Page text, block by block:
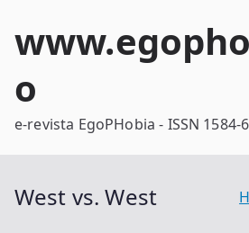
o
e-revista EgoPHobia - ISSN 1584-
West vs. West